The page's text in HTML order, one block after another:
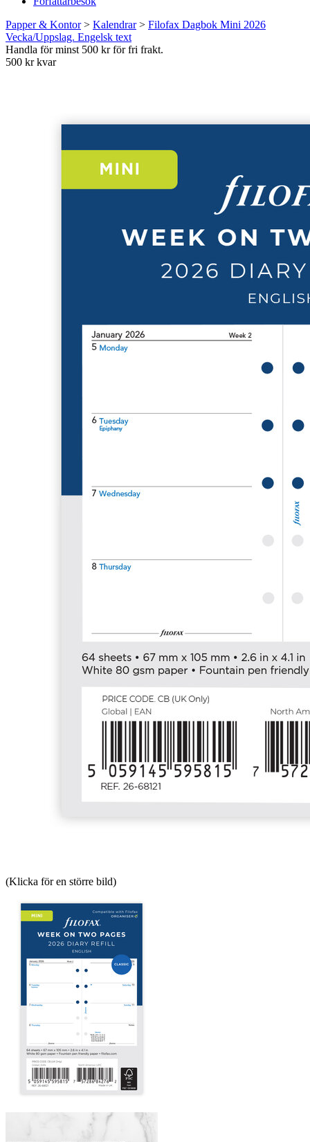
Papper & Kontor> Kalendrar> Filofax Dagbok Mini 2026
Vecka/Uppslag. Engelsk text
Handla för minst 500 kr för fri frakt.
500 kr kvar
(Klicka för en större bild)